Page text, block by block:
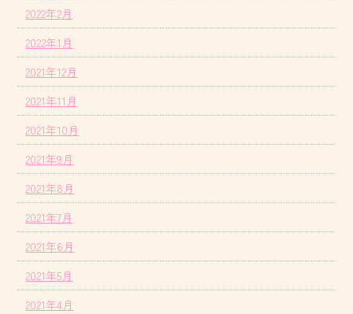
2022年2月
2022年1月
2021年12月
2021年11月
2021年10月
2021年9月
2021年8月
2021年7月
2021年6月
2021年5月
2021年4月